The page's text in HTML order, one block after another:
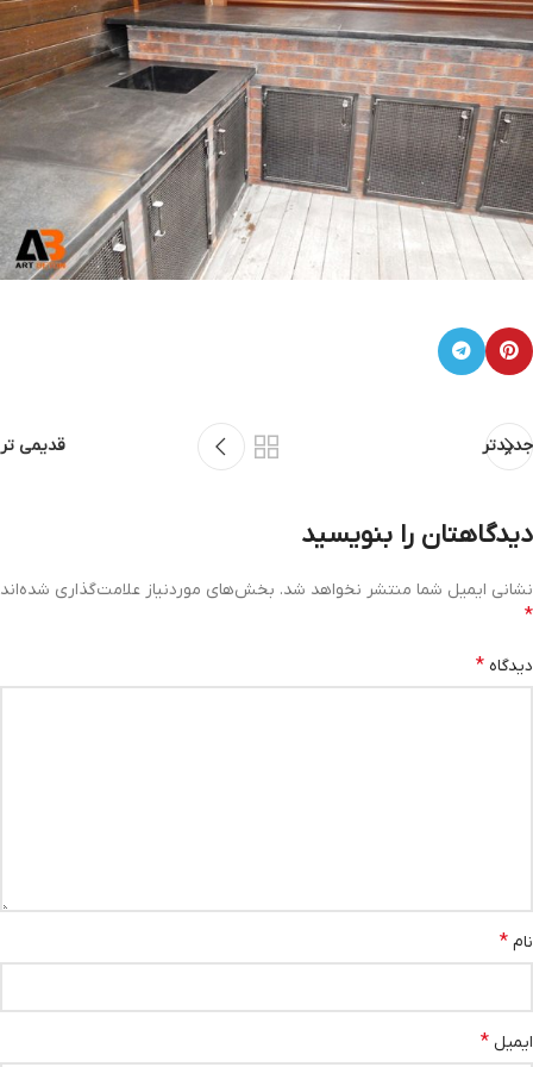
جدیدتر قدیمی تر
دیدگاهتان را بنویسید
نشانی ایمیل شما منتشر نخواهد شد. بخش‌های موردنیاز علامت‌گذاری شده‌اند
*
دیدگاه *
نام *
ایمیل *